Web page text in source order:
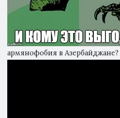
армянофобия в Азербайджане?